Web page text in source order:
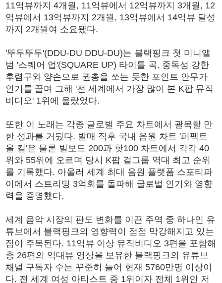
11억뷰까지 4개월, 11억뷰에서 12억뷰까지 3개월, 12
억뷰에서 13억뷰까지 2개월, 13억뷰에서 14억뷰 달성
까지 2개월여 소요됐다.
'뚜두뚜두'(DDU-DU DDU-DU)는 블랙핑크 첫 미니앨
범 '스퀘어 업'(SQUARE UP) 타이틀 곡. 중독성 강한
후렴구와 양손으로 권총을 쏘는 듯한 포인트 안무가
인기를 끌며 그해 '전 세계에서 가장 많이 본 K팝 뮤직
비디오' 1위에 올랐었다.
또한 이 노래는 각종 글로벌 주요 차트에서 괄목할 만
한 성과를 거뒀다. 발매 직후 국내 음원 차트 '퍼펙트
올 킬'은 물론 빌보드 200과 핫100 차트에서 각각 40
위와 55위에 오르며 당시 K팝 걸그룹 역대 최고 순위
를 기록했다. 아울러 세계 최대 음원 플랫폼 스포티파
이에서 스트리밍 3억회를 돌파해 글로벌 인기와 영향
력을 증명했다.
세계 음악 시장의 판도 변화를 이끈 주역 중 하나인 유
튜브에서 블랙핑크의 영향력이 점점 막강해지고 있는
점이 주목된다. 11억뷰 이상 뮤직비디오 3편을 포함해
총 26편의 억대뷰 영상을 보유한 블랙핑크의 유튜브
채널 구독자 수는 꾸준히 늘어 현재 5760만명 이상이
다. 전 세계 여성 아티스트 중 1위이자 전체 1위인 저